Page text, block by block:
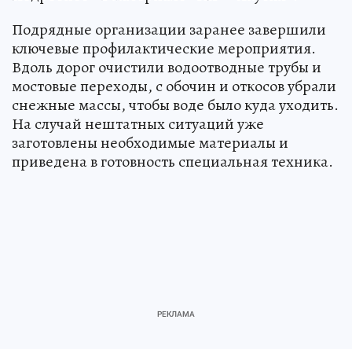
Подрядные организации заранее завершили
ключевые профилактические мероприятия.
Вдоль дорог очистили водоотводные трубы и
мостовые переходы, с обочин и откосов убрали
снежные массы, чтобы воде было куда уходить.
На случай нештатных ситуаций уже
заготовлены необходимые материалы и
приведена в готовность специальная техника.